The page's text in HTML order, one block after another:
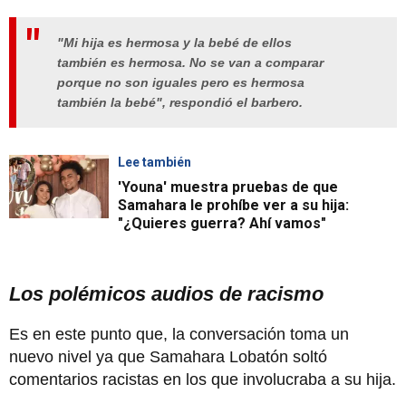
"Mi hija es hermosa y la bebé de ellos
también es hermosa. No se van a comparar
porque no son iguales pero es hermosa
también la bebé", respondió el barbero.
Lee también
'Youna' muestra pruebas de que
Samahara le prohíbe ver a su hija:
"¿Quieres guerra? Ahí vamos"
Los polémicos audios de racismo
Es en este punto que, la conversación toma un
nuevo nivel ya que Samahara Lobatón soltó
comentarios racistas en los que involucraba a su hija.